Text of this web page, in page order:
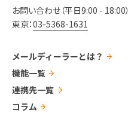
お問い合わせ（平日9:00 - 18:00）
東京：03-5368-1631
メールディーラーとは？
機能一覧
連携先一覧
コラム